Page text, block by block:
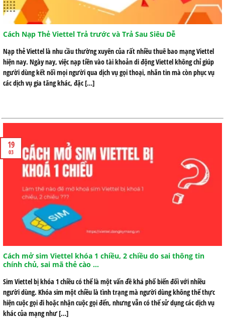
Cách Nạp Thẻ Viettel Trả trước và Trả Sau Siêu Dễ
Nạp thẻ Viettel là nhu cầu thường xuyên của rất nhiều thuê bao mạng Viettel
hiện nay. Ngày nay, việc nạp tiền vào tài khoản di động Viettel không chỉ giúp
người dùng kết nối mọi người qua dịch vụ gọi thoại, nhắn tin mà còn phục vụ
các dịch vụ gia tăng khác, đặc […]
Cách mở sim Viettel khóa 1 chiều, 2 chiều do sai thông tin
chính chủ, sai mã thẻ cào …
Sim Viettel bị khóa 1 chiều có thể là một vấn đề khá phổ biến đối với nhiều
người dùng. Khóa sim một chiều là tình trạng mà người dùng không thể thực
hiện cuộc gọi đi hoặc nhận cuộc gọi đến, nhưng vẫn có thể sử dụng các dịch vụ
khác của mạng như […]
19
03